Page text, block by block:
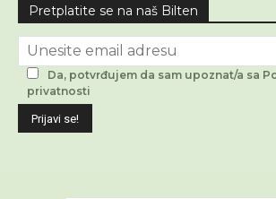
Pretplatite se na naš Bilten
Da, potvrđujem da sam upoznat/a sa
privatnosti